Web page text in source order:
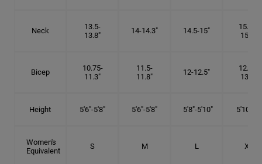
Neck
13.5-
13.8"
14-14.3" 14.5-15"
15.25-
15.5"
Bicep
10.75-
11.3"
11.5-
11.8"
12-12.5"
12.75-
13.3"
Height 5'6"-5'8" 5'6"-5'8" 5'8"-5'10" 5'10"- 6'
Women's
Equivalent
S M L XL